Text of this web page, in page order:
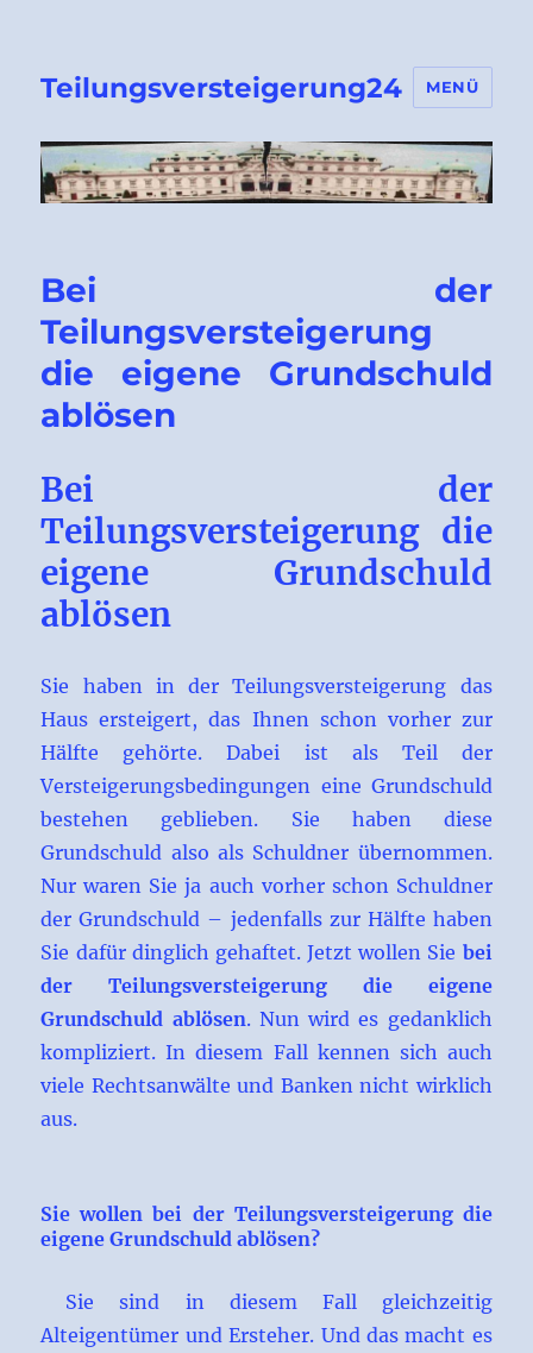
Teilungsversteigerung24 MENÜ
Bei der
Teilungsversteigerung
die eigene Grundschuld
ablösen
Bei der
Teilungsversteigerung die
eigene Grundschuld
ablösen
Sie haben in der Teilungsversteigerung das
Haus ersteigert, das Ihnen schon vorher zur
Hälfte gehörte. Dabei ist als Teil der
Versteigerungsbedingungen eine Grundschuld
bestehen geblieben. Sie haben diese
Grundschuld also als Schuldner übernommen.
Nur waren Sie ja auch vorher schon Schuldner
der Grundschuld – jedenfalls zur Hälfte haben
Sie dafür dinglich gehaftet. Jetzt wollen Sie bei
der Teilungsversteigerung die eigene
Grundschuld ablösen. Nun wird es gedanklich
kompliziert. In diesem Fall kennen sich auch
viele Rechtsanwälte und Banken nicht wirklich
aus.
Sie wollen bei der Teilungsversteigerung die
eigene Grundschuld ablösen?
Sie sind in diesem Fall gleichzeitig
Alteigentümer und Ersteher. Und das macht es